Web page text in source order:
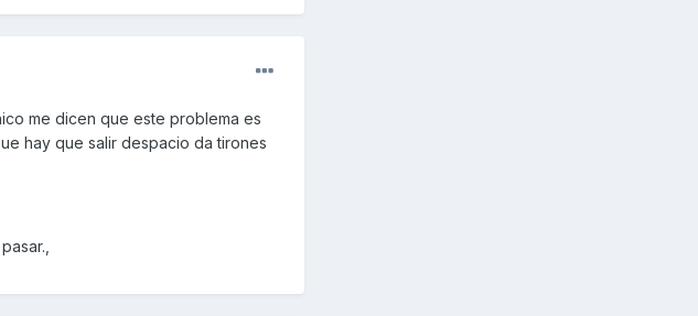
me dicen que este problema es
hay que salir despacio da tirones